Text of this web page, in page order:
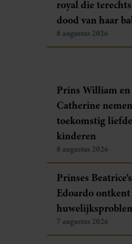
royal die
dood van haar
8 augustus 2026
Prins William en
Catherine
toekomstig
kinderen
8 augustus 2026
Prinses
Edoardo ontkent
7 augustus 2026